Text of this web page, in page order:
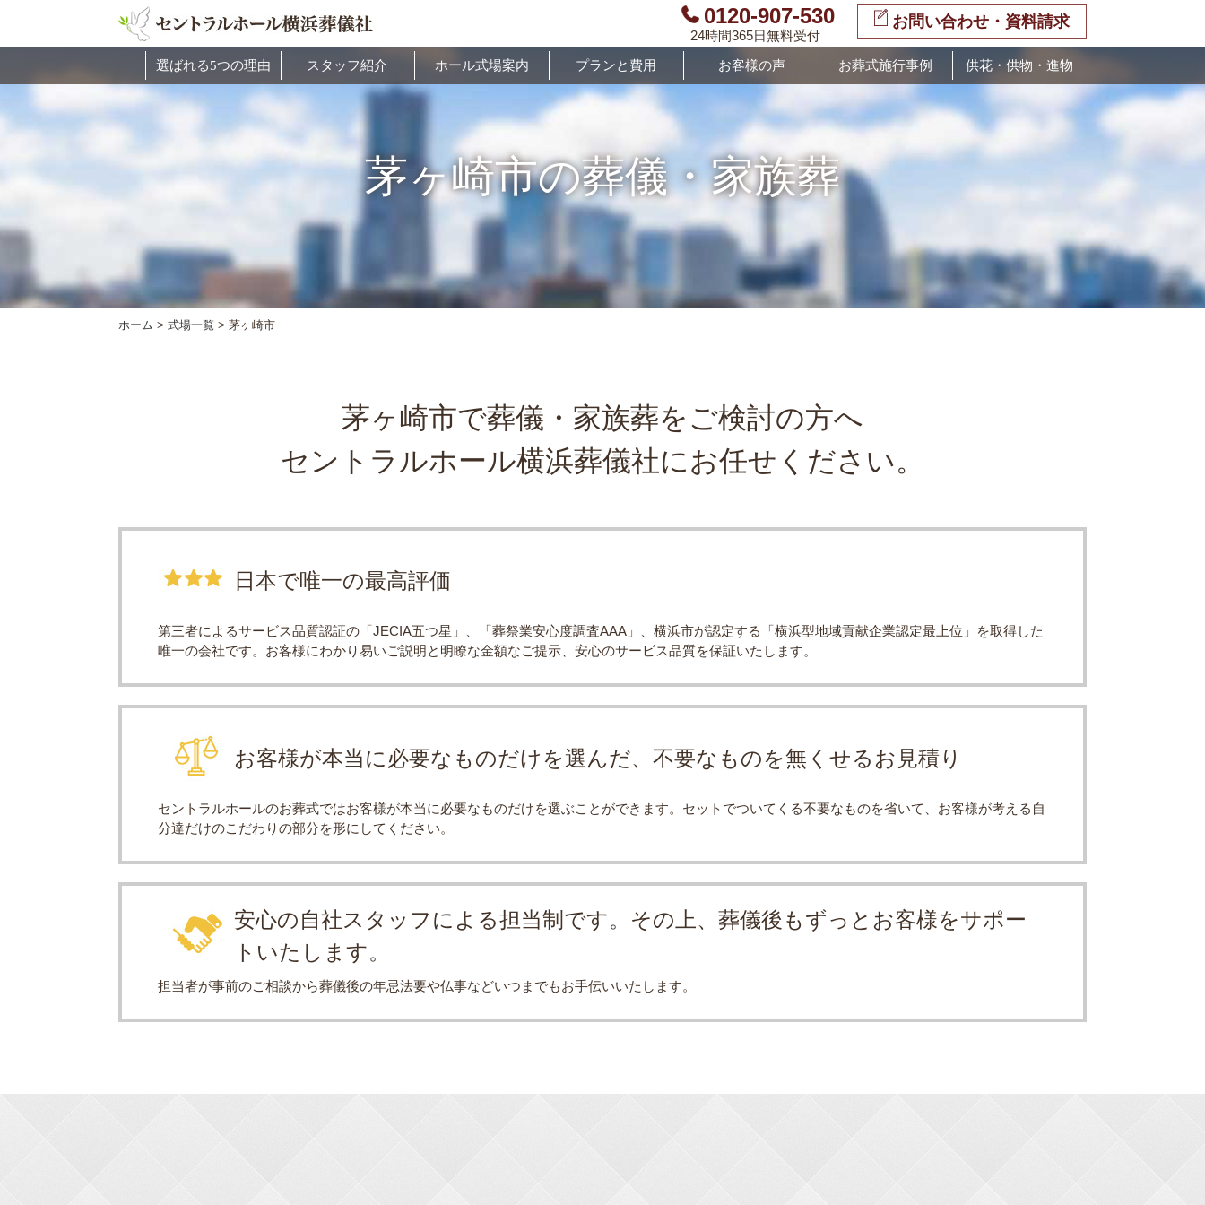
0120-907-530
24時間365日無料受付
お問い合わせ・資料請求
選ばれる5つの理由 スタッフ紹介 ホール式場案内 プランと費用 お客様の声 お葬式施行事例 供花・供物・進物
茅ヶ崎市の葬儀・家族葬
ホーム > 式場一覧 > 茅ヶ崎市
茅ヶ崎市で葬儀・家族葬をご検討の方へ
セントラルホール横浜葬儀社にお任せください。
日本で唯一の最高評価
第三者によるサービス品質認証の「JECIA五つ星」、「葬祭業安心度調査AAA」、横浜市が認定する「横浜型地域貢献企業認定最上位」を取得した
唯一の会社です。お客様にわかり易いご説明と明瞭な金額なご提示、安心のサービス品質を保証いたします。
お客様が本当に必要なものだけを選んだ、不要なものを無くせるお見積り
セントラルホールのお葬式ではお客様が本当に必要なものだけを選ぶことができます。セットでついてくる不要なものを省いて、お客様が考える自
分達だけのこだわりの部分を形にしてください。
安心の自社スタッフによる担当制です。 その上、葬儀後もずっとお客様をサポー
トいたします。
担当者が事前のご相談から葬儀後の年忌法要や仏事などいつまでもお手伝いいたします。